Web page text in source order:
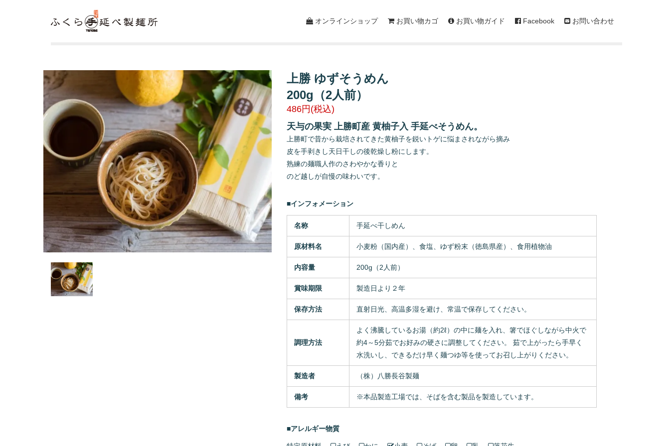
オンラインショップ お買い物カゴ お買い物ガイド Facebook お問い合わせ
上勝 ゆずそうめん
200g（2人前）
486円(税込)
天与の果実 上勝町産 黄柚子入 手延べそうめん。
上勝町で昔から栽培されてきた黄柚子を鋭いトゲに悩まされながら摘み
皮を手剥きし天日干しの後乾燥し粉にします。
熟練の麺職人作のさわやかな香りと
のど越しが自慢の味わいです。
■インフォメーション
名称 手延べ干しめん
原材料名 小麦粉（国内産）、食塩、ゆず粉末（徳島県産）、食用植物油
内容量 200g（2人前）
賞味期限 製造日より２年
保存方法 直射日光、高温多湿を避け、常温で保存してください。
調理方法
よく沸騰しているお湯（約2ℓ）の中に麺を入れ、箸でほぐしながら中火で
約4～5分茹でお好みの硬さに調整してください。 茹で上がったら手早く
水洗いし、できるだけ早く麺つゆ等を使ってお召し上がりください。
製造者 （株）八勝長谷製麺
備考 ※本品製造工場では、そばを含む製品を製造しています。
■アレルギー物質